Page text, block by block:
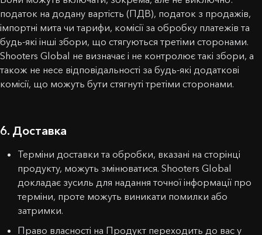
податок на додану вартість (ПДВ), податок з продажів,
імпортні мита чи тарифи, комісії за обробку платежів та
будь-які інші збори, що стягуються третіми сторонами.
Shooters Global не визначає і не контролює такі збори, а
також не несе відповідальності за будь-які додаткові
комісії, що можуть бути стягнуті третіми сторонами.
6. Доставка
Терміни доставки та обробки, вказані на сторінці
продукту, можуть змінюватися. Shooters Global
докладає зусиль для надання точної інформації про
терміни, проте можуть виникати помилки або
затримки.
Право власності на Продукт переходить до вас у